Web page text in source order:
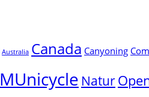
Australia Canada Canyoning
MUnicycle Natur